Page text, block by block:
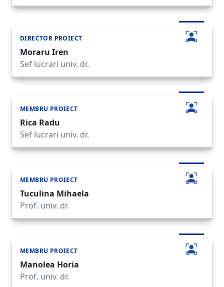
DIRECTOR PROIECT
Moraru Iren
Sef lucrari univ. dr.
MEMBRU PROIECT
Rica Radu
Sef lucrari univ. dr.
MEMBRU PROIECT
Tuculina Mihaela
Prof. univ. dr.
MEMBRU PROIECT
Manolea Horia
Prof. univ. dr.